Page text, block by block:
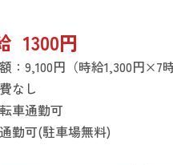
1300円
：9,100円（時給1,300円×7時
なし
車通勤可
勤可(駐車場無料)